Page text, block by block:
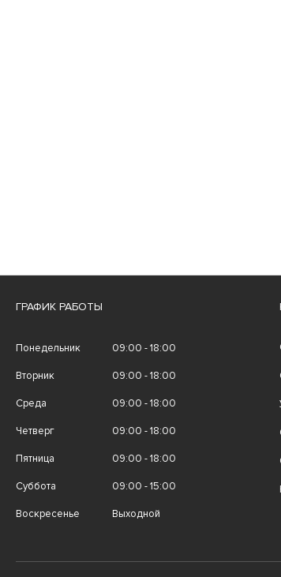
ГРАФИК РАБОТЫ
Понедельник 09:00 - 18:00
Вторник 09:00 - 18:00
Среда 09:00 - 18:00
Четверг 09:00 - 18:00
Пятница 09:00 - 18:00
Суббота 09:00 - 15:00
Воскресенье Выходной